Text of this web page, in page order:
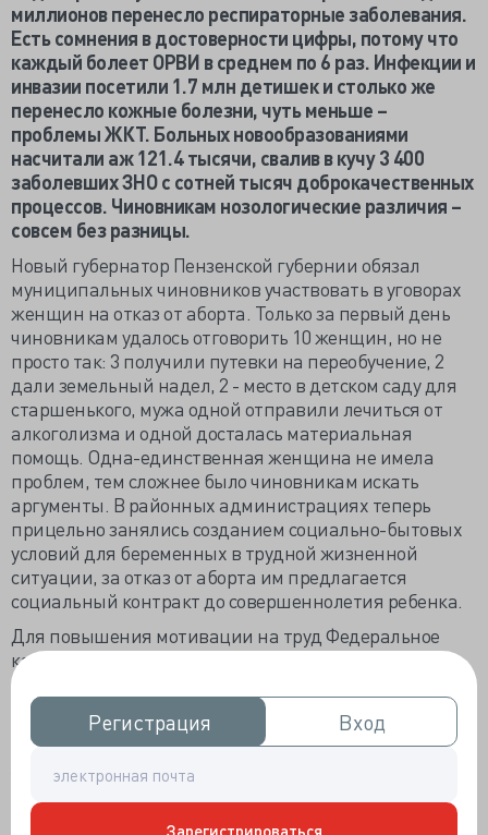
Регистрация
Регистрация Вход
Вход
Зарегистрироваться
миллионов перенесло респираторные заболевания.
Есть сомнения в достоверности цифры, потому что
каждый болеет ОРВИ в среднем по 6 раз. Инфекции и
инвазии посетили 1.7 млн детишек и столько же
перенесло кожные болезни, чуть меньше –
проблемы ЖКТ. Больных новообразованиями
насчитали аж 121.4 тысячи, свалив в кучу 3 400
заболевших ЗНО с сотней тысяч доброкачественных
процессов. Чиновникам нозологические различия –
совсем без разницы.
Новый губернатор Пензенской губернии обязал
муниципальных чиновников участвовать в уговорах
женщин на отказ от аборта. Только за первый день
чиновникам удалось отговорить 10 женщин, но не
просто так: 3 получили путевки на переобучение, 2
дали земельный надел, 2 - место в детском саду для
старшенького, мужа одной отправили лечиться от
алкоголизма и одной досталась материальная
помощь. Одна-единственная женщина не имела
проблем, тем сложнее было чиновникам искать
аргументы. В районных администрациях теперь
прицельно занялись созданием социально-бытовых
условий для беременных в трудной жизненной
ситуации, за отказ от аборта им предлагается
социальный контракт до совершеннолетия ребенка.
Для повышения мотивации на труд Федеральное
казначейство начало сокращение госслужащих:
каждого десятого в центральном аппарате
министерств и каждого седьмого в территориальном.
Сокращение инициировано не по политическим
мотивам, а из-за давления цифровизации.
Уволенные из Минздрава не пойдут в учреждения
здравоохранения, потому что это бухгалтеры,
кадровики, юристы и закупщики «однотипных